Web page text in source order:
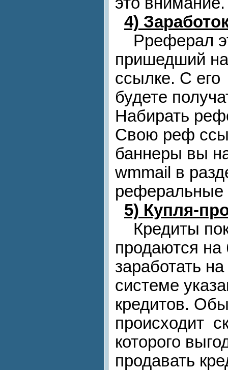
4)
Рреферал
пришедший
ссылке. С его
будете
Набирать
Свою реф
баннеры вы
wmmail в
5) Купля-
Кредиты
продаются
заработать
системе
кредитов.
происходит
которого
продавать